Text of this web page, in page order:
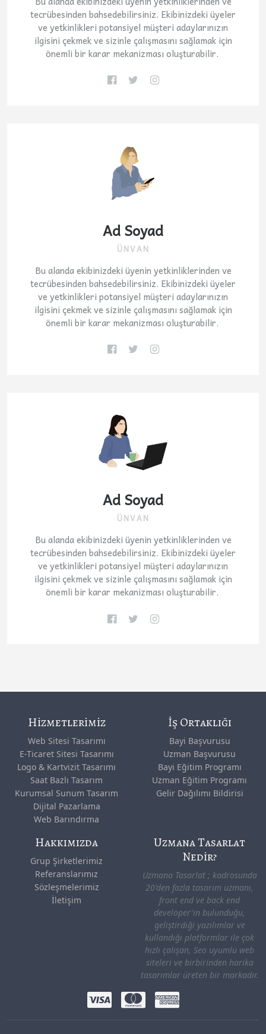
tecrübesinden bahsedebilirsiniz. Ekibinizdeki üyeler
ve yetkinlikleri potansiyel müşteri adaylarınızın
ilgisini çekmek ve sizinle çalışmasını sağlamak için
önemli bir karar mekanizması oluşturabilir.
Ad Soyad
ÜNVAN
Bu alanda ekibinizdeki üyenin yetkinliklerinden ve
tecrübesinden bahsedebilirsiniz. Ekibinizdeki üyeler
ve yetkinlikleri potansiyel müşteri adaylarınızın
ilgisini çekmek ve sizinle çalışmasını sağlamak için
önemli bir karar mekanizması oluşturabilir.
Ad Soyad
ÜNVAN
Bu alanda ekibinizdeki üyenin yetkinliklerinden ve
tecrübesinden bahsedebilirsiniz. Ekibinizdeki üyeler
ve yetkinlikleri potansiyel müşteri adaylarınızın
ilgisini çekmek ve sizinle çalışmasını sağlamak için
önemli bir karar mekanizması oluşturabilir.
Hizmetlerimiz
Web Sitesi Tasarımı
E-Ticaret Sitesi Tasarımı
Logo & Kartvizit Tasarımı
Saat Bazlı Tasarım
Kurumsal Sunum Tasarım
Dijital Pazarlama
Web Barındırma
İş Ortaklığı
Bayi Başvurusu
Uzman Başvurusu
Bayi Eğitim Programı
Uzman Eğitim Programı
Gelir Dağılımı Bildirisi
Hakkımızda
Grup Şirketlerimiz
Referanslarımız
Sözleşmelerimiz
İletişim
Uzmana Tasarlat
Nedir?
Uzmana Tasarlat ; kadrosunda
20'den fazla tasarım uzmanı,
front end ve back end
developer'ın bulunduğu,
geliştirdiği yazılımlar ve
kullandığı platformlar ile çok
hızlı çalışan, Seo uyumlu web
siteleri ve birbirinden harika
tasarımlar üreten bir markadır.